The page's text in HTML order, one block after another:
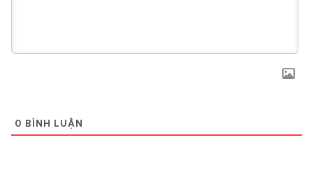
0 BÌNH LUẬN